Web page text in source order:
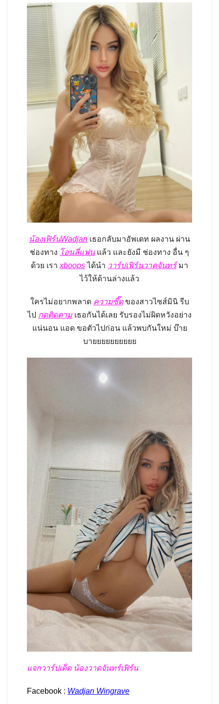
น้องเฟิร์นWadjan เธอกลับมาอัพเดท ผลงาน ผ่าน
ช่องทาง โอนลี่แฟน แล้ว และยังมี ช่องทาง อื่น ๆ
ด้วย เรา xboopsได้นำ วาร์ปเฟิร์นวาดจันทร์มา
ไว้ให้ด้านล่างแล้ว
ใครไม่อยากพลาด ความซี๊ดของสาวไซส์มินิ รีบ
ไป กดติดตาม เธอกันได้เลย รับรองไม่ผิดหวังอย่าง
แน่นอน แอด ขอตัวไปก่อน แล้วพบกันใหม่ บ๊าย
บายยยยยยยยยย
แจกวาร์ปเด็ด น้องวาดจันทร์เฟิร์น
Facebook : Wadjan Wingrave